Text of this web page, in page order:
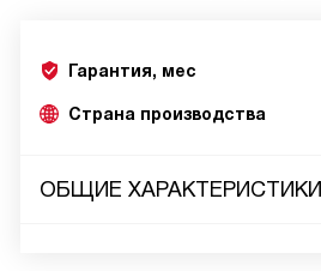
Гарантия, мес
Страна производства
ОБЩИЕ ХАРАКТЕРИСТИКИ